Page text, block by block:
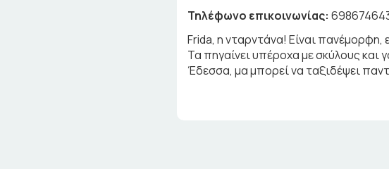
Τηλέφωνο επικοινωνίας:
Frida, η νταρντάνα! Είναι πανέμορφη,
Τα πηγαίνει υπέροχα με σκύλους
Έδεσσα, μα μπορεί να ταξιδέψει